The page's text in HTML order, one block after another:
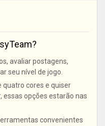
avaliar postagens,
seu nível de jogo.
quatro cores e quiser
essas opções estarão nas
convenientes